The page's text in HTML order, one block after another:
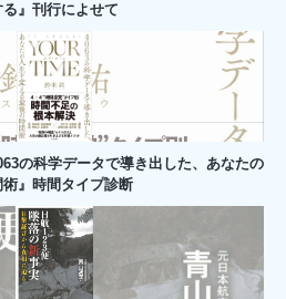
る』刊行によせて
の科学データで導き出した、あなたの
』時間タイプ診断